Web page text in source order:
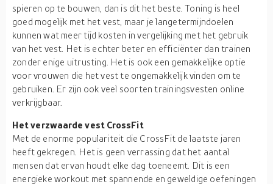
spieren op te bouwen, dan is dit het beste. Toning is heel
goed mogelijk met het vest, maar je langetermijndoelen
kunnen wat meer tijd kosten in vergelijking met het gebruik
van het vest. Het is echter beter en efficiënter dan trainen
zonder enige uitrusting. Het is ook een gemakkelijke optie
voor vrouwen die het vest te ongemakkelijk vinden om te
gebruiken. Er zijn ook veel soorten trainingsvesten online
verkrijgbaar.
Het verzwaarde vest CrossFit
Met de enorme populariteit die CrossFit de laatste jaren
heeft gekregen. Het is geen verrassing dat het aantal
mensen dat ervan houdt elke dag toeneemt. Dit is een
energieke workout met spannende en geweldige oefeningen